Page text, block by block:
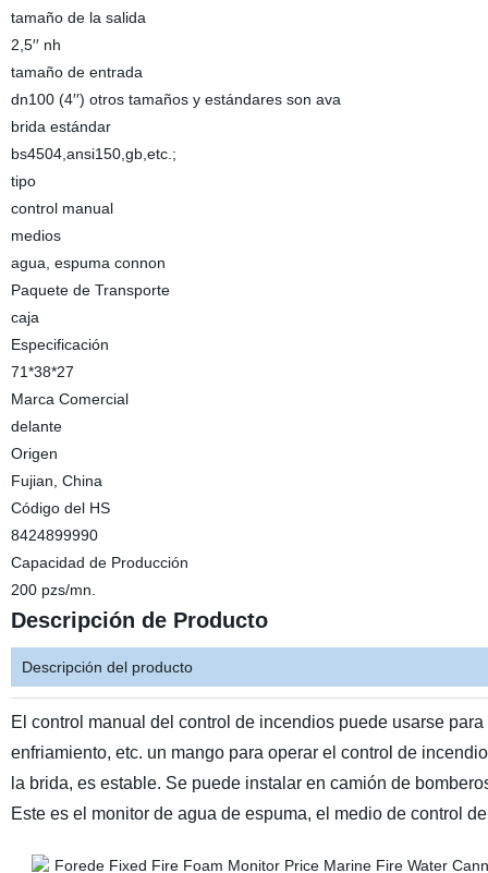
tamaño de la salida
2,5′′ nh
tamaño de entrada
dn100 (4′′) otros tamaños y estándares son ava
brida estándar
bs4504,ansi150,gb,etc.;
tipo
control manual
medios
agua, espuma connon
Paquete de Transporte
caja
Especificación
71*38*27
Marca Comercial
delante
Origen
Fujian, China
Código del HS
8424899990
Capacidad de Producción
200 pzs/mn.
Descripción de Producto
Descripción del producto
El control manual del control de incendios puede usarse
enfriamiento, etc. un mango para operar el control de
la brida, es estable. Se puede instalar en camión de
Este es el monitor de agua de espuma, el medio de control